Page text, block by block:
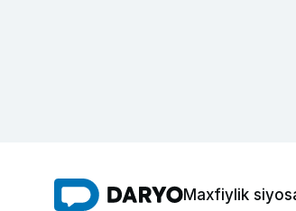
Maxfiylik